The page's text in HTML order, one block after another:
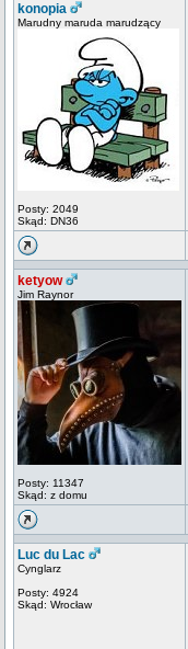
konopia
Marudny maruda marudzący
Posty: 2049
Skąd: DN36
ketyow
Jim Raynor
Posty: 11347
Skąd: z domu
Luc du Lac
Cynglarz
Posty: 4924
Skąd: Wrocław